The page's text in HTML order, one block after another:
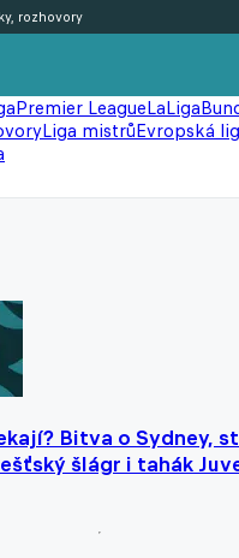
Premier LeagueLaLiga
Liga mistrůEvropská
rozhovory
Bitva o Sydney,
šlágr i tahák